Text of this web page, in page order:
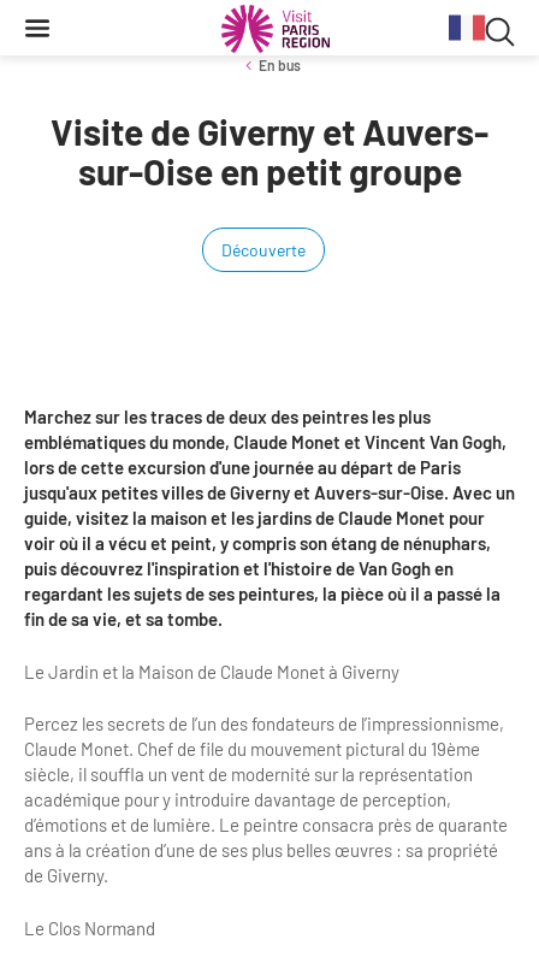
Contenu
Navigation
Recherche
Conjoncture
Clientèle francilienne
Clientèle française
Clientèle de proximité
Clientèles lointaines
Clientèles spécifiques
Etudes thématiques
Dispositifs d'enquêtes
Chiffres Annuels
Chiffres clés de la destination
Repères annuel
Aides et financements
Aides financières et subventions
Outils pour vos professionnels
Outils pour votre Office de Tourisme
Lettres information réseau
La liste des OT d'Île-de-France
APIDAE
Mode d'emploi formations
Formations inter-filières
Formations OT
Services aux clientèles d'affaires
Calendrier des opérations de promotion
Organisez votre séminaire
Guide de la Destination
Destination Impressionnisme
Restaurants impressionnistes
Hébergements impressionnistes
Offre culturelle impressionniste
Offre de la destination
Activités
Musée - Monuments - Châteaux
Croisiéristes/Bateaux
Volontaires du Tourisme
En bus
Visite de Giverny et Auvers-
sur-Oise en petit groupe
Découverte
Marchez sur les traces de deux des peintres les plus
emblématiques du monde, Claude Monet et Vincent Van Gogh,
lors de cette excursion d'une journée au départ de Paris
jusqu'aux petites villes de Giverny et Auvers-sur-Oise. Avec un
guide, visitez la maison et les jardins de Claude Monet pour
voir où il a vécu et peint, y compris son étang de nénuphars,
puis découvrez l'inspiration et l'histoire de Van Gogh en
regardant les sujets de ses peintures, la pièce où il a passé la
fin de sa vie, et sa tombe.
Le Jardin et la Maison de Claude Monet à Giverny
Percez les secrets de l’un des fondateurs de l’impressionnisme,
Claude Monet. Chef de file du mouvement pictural du 19ème
siècle, il souffla un vent de modernité sur la représentation
académique pour y introduire davantage de perception,
d’émotions et de lumière. Le peintre consacra près de quarante
ans à la création d’une de ses plus belles œuvres : sa propriété
de Giverny.
Le Clos Normand